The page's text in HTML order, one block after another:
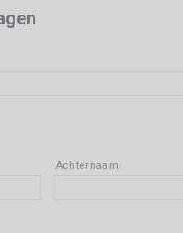
Achternaam